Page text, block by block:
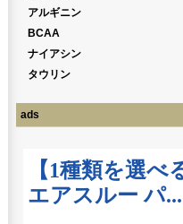
アルギニン
BCAA
ナイアシン
タウリン
ads